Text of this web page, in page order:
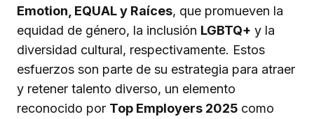
Emotion, EQUAL y Raíces, que promueven la
equidad de género, la inclusión LGBTQ+ y la
diversidad cultural, respectivamente. Estos
esfuerzos son parte de su estrategia para atraer
y retener talento diverso, un elemento
reconocido por Top Employers 2025 como